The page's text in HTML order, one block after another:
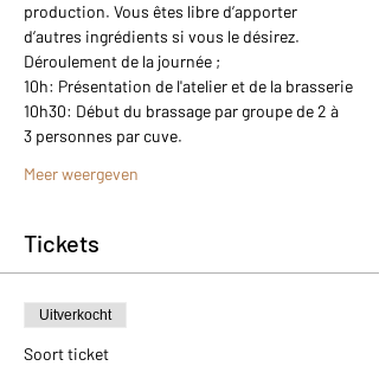
production. Vous êtes libre d’apporter
d’autres ingrédients si vous le désirez.
Déroulement de la journée ;
10h: Présentation de l'atelier et de la brasserie
10h30: Début du brassage par groupe de 2 à
3 personnes par cuve.
Meer weergeven
Tickets
Uitverkocht
Soort ticket